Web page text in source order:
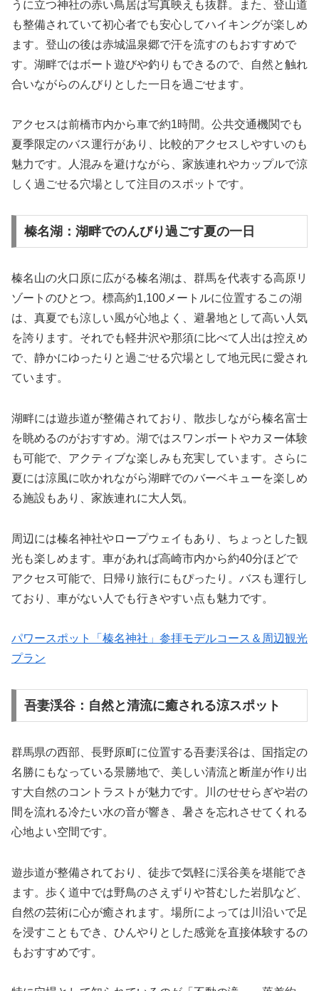
うに立つ神社の赤い鳥居は写真映えも抜群。また、登山道
も整備されていて初心者でも安心してハイキングが楽しめ
ます。登山の後は赤城温泉郷で汗を流すのもおすすめで
す。湖畔ではボート遊びや釣りもできるので、自然と触れ
合いながらのんびりとした一日を過ごせます。
アクセスは前橋市内から車で約1時間。公共交通機関でも
夏季限定のバス運行があり、比較的アクセスしやすいのも
魅力です。人混みを避けながら、家族連れやカップルで涼
しく過ごせる穴場として注目のスポットです。
榛名湖：湖畔でのんびり過ごす夏の一日
榛名山の火口原に広がる榛名湖は、群馬を代表する高原リ
ゾートのひとつ。標高約1,100メートルに位置するこの湖
は、真夏でも涼しい風が心地よく、避暑地として高い人気
を誇ります。それでも軽井沢や那須に比べて人出は控えめ
で、静かにゆったりと過ごせる穴場として地元民に愛され
ています。
湖畔には遊歩道が整備されており、散歩しながら榛名富士
を眺めるのがおすすめ。湖ではスワンボートやカヌー体験
も可能で、アクティブな楽しみも充実しています。さらに
夏には涼風に吹かれながら湖畔でのバーベキューを楽しめ
る施設もあり、家族連れに大人気。
周辺には榛名神社やロープウェイもあり、ちょっとした観
光も楽しめます。車があれば高崎市内から約40分ほどで
アクセス可能で、日帰り旅行にもぴったり。バスも運行し
ており、車がない人でも行きやすい点も魅力です。
パワースポット「榛名神社」参拝モデルコース＆周辺観光
プラン
吾妻渓谷：自然と清流に癒される涼スポット
群馬県の西部、長野原町に位置する吾妻渓谷は、国指定の
名勝にもなっている景勝地で、美しい清流と断崖が作り出
す大自然のコントラストが魅力です。川のせせらぎや岩の
間を流れる冷たい水の音が響き、暑さを忘れさせてくれる
心地よい空間です。
遊歩道が整備されており、徒歩で気軽に渓谷美を堪能でき
ます。歩く道中では野鳥のさえずりや苔むした岩肌など、
自然の芸術に心が癒されます。場所によっては川沿いで足
を浸すこともでき、ひんやりとした感覚を直接体験するの
もおすすめです。